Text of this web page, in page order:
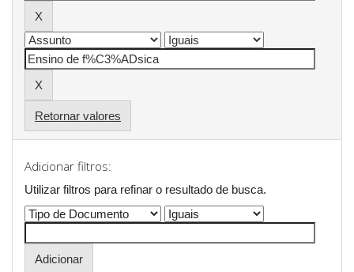
Retornar valores
Adicionar filtros:
Utilizar filtros para refinar o resultado de busca.